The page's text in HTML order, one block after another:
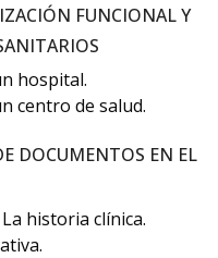
FUNCIONAL Y
hospital.
centro de salud.
DOCUMENTOS EN EL
historia clínica.